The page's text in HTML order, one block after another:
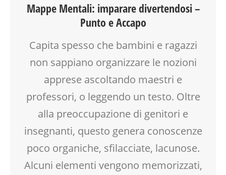
DOCENTI
FACILITAZIONE GRAFICA
FAMIGLIA
GENITORI
MAMME
PEDAGOGIA
TEENAGER
VIA FARUFFINI
Mappe Mentali: imparare divertendosi –
Punto e Accapo
Capita spesso che bambini e ragazzi
non sappiano organizzare le nozioni
apprese ascoltando maestri e
professori, o leggendo un testo. Oltre
alla preoccupazione di genitori e
insegnanti, questo genera conoscenze
poco organiche, sfilacciate, lacunose.
Alcuni elementi vengono memorizzati,